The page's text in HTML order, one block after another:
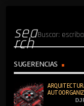
sea
rch
SUGERENCIAS